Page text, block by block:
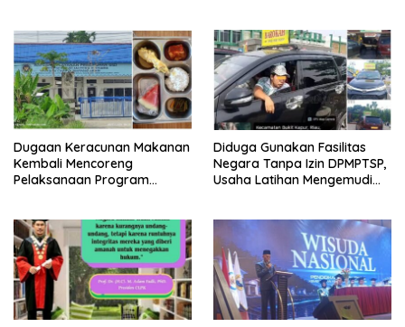
Berkompromi terhadap
Penegakan Hukum
Dugaan Keracunan Makanan
Kembali Mencoreng
Pelaksanaan Program
Bersama Kota Dumai
Diduga Gunakan Fasilitas
Negara Tanpa Izin DPMPTSP,
Usaha Latihan Mengemudi